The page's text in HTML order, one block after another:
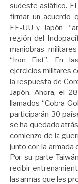
sudeste asiático. El
firmar un acuerdo
EE-UU y Japón
región del
maniobras
“Iron Fist”. En
ejercicios militares
la respuesta de
Japón. Ahora, el
llamados “Cobra
participarán 30
se ha quedado
comienzo de la
junto con la armada
Por su parte
recibir
las armas que les